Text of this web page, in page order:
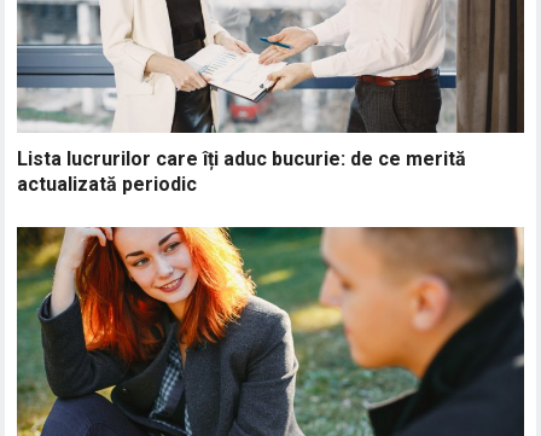
Lista lucrurilor care îți aduc bucurie: de ce merită
actualizată periodic